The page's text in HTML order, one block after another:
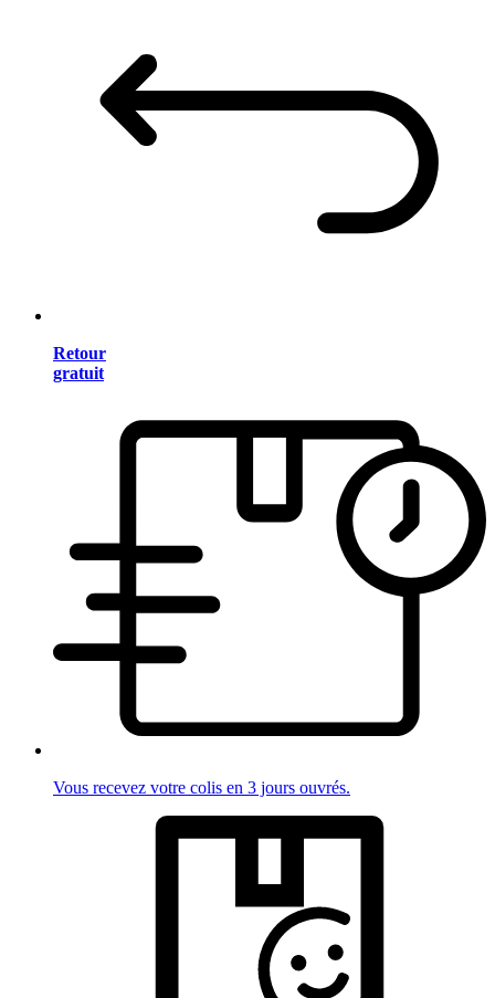
Retour
gratuit
Vous recevez votre colis en 3 jours ouvrés.